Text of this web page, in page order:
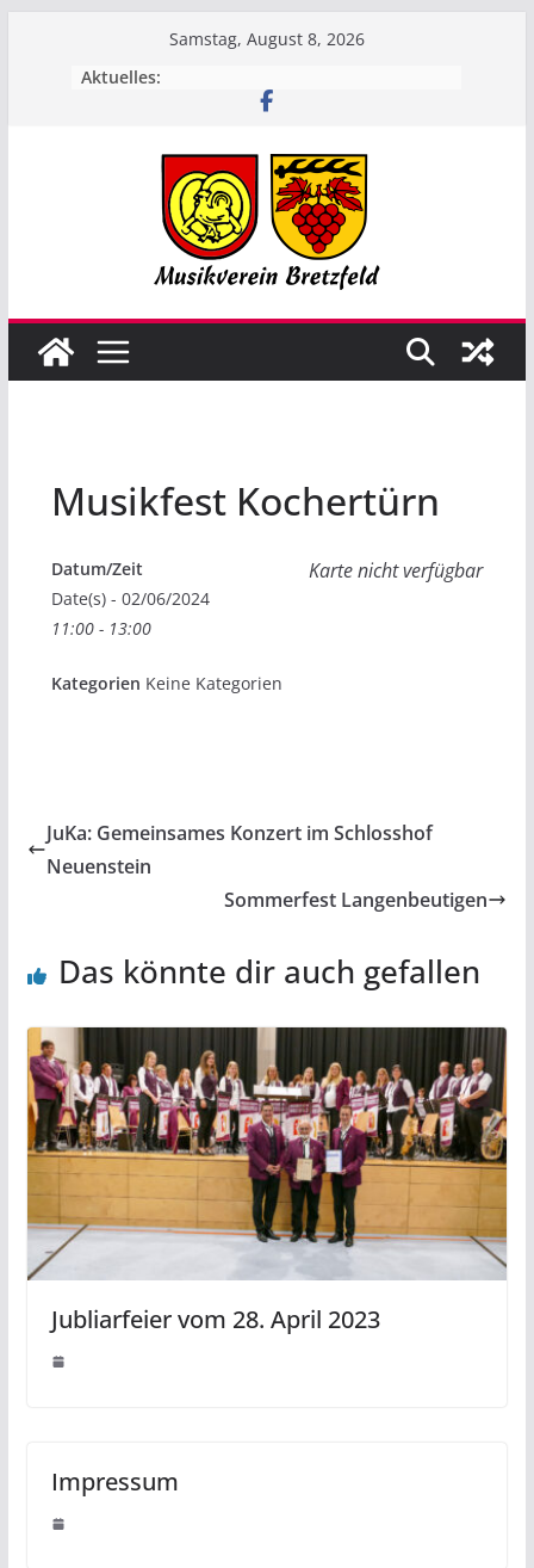
Samstag, August 8, 2026
Aktuelles:
Musikfest Kochertürn
Karte nicht verfügbar
Datum/Zeit
Date(s) - 02/06/2024
11:00 - 13:00
Kategorien Keine Kategorien
JuKa: Gemeinsames Konzert im Schlosshof
Neuenstein
Sommerfest Langenbeutigen
Das könnte dir auch gefallen
Jubliarfeier vom 28. April 2023
Impressum